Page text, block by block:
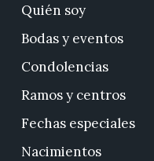
Quién soy
Bodas y eventos
Condolencias
Ramos y centros
Fechas especiales
Nacimientos